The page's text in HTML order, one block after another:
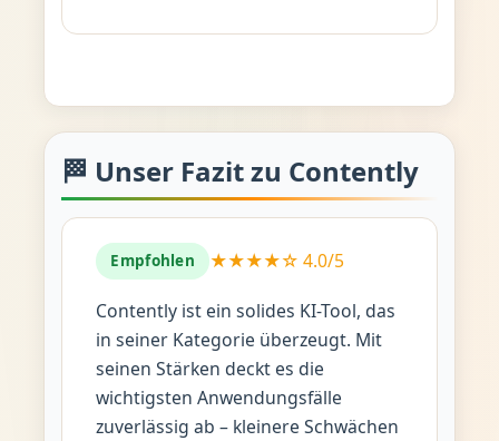
🏁 Unser Fazit zu Contently
Empfohlen ★★★★☆ 4.0/5
Contently ist ein solides KI-Tool, das
in seiner Kategorie überzeugt. Mit
seinen Stärken deckt es die
wichtigsten Anwendungsfälle
zuverlässig ab – kleinere Schwächen